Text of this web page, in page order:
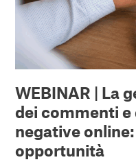
WEBINAR | La
dei commenti e
negative
opportunità